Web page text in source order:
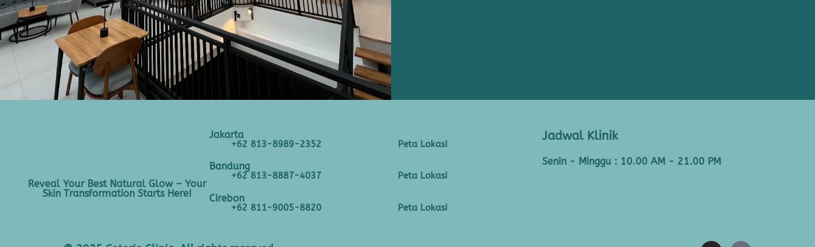
Reveal Your Best Natural Glow – Your
Skin Transformation Starts Here!
Jakarta
+62 813-8989-2352 Peta Lokasi
Bandung
+62 813-8887-4037 Peta Lokasi
Cirebon
+62 811-9005-8820 Peta Lokasi
Jadwal Klinik
Senin - Minggu : 10.00 AM - 21.00 PM